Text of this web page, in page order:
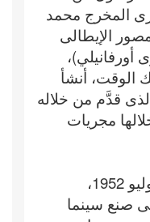
المخرج محمد
الإيطالى
خلال ذلك الوقت، أنشأ
قدَّم من خلاله
مجريات
منذ ذلك الوقت وحتى ثورة يوليو 1952،
صنع سينما